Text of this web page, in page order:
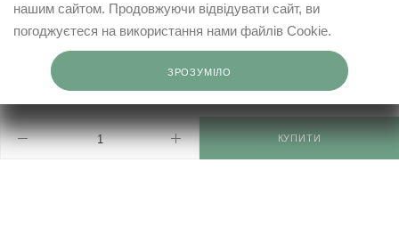
КУПИТИ
КЛІЄНТАМ
0503332569
info@elfashop.ua
нашим сайтом. Продовжуючи відвідувати сайт, ви
погоджуєтеся на використання нами файлів Cookie.
ЗРОЗУМІЛО